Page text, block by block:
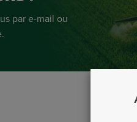
par e-mail ou